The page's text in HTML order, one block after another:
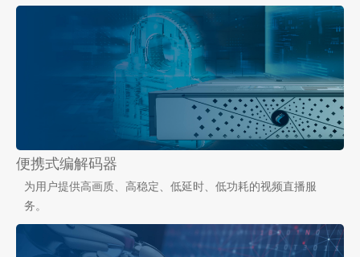
便携式编解码器
为用户提供高画质、高稳定、低延时、低功耗的视频直播服
务。